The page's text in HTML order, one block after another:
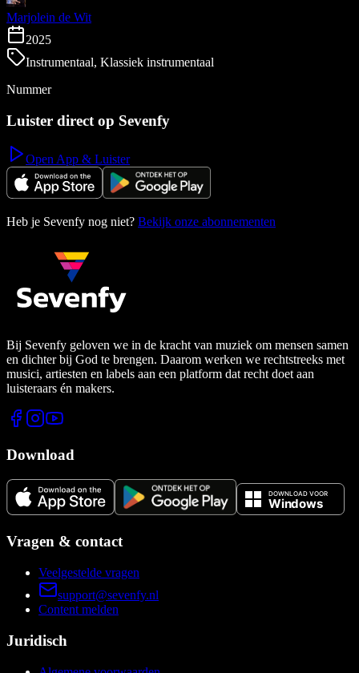
Marjolein de Wit
2025
Instrumentaal, Klassiek instrumentaal
Nummer
Luister direct op Sevenfy
Open App & Luister
Heb je Sevenfy nog niet? Bekijk onze abonnementen
Bij Sevenfy geloven we in de kracht van muziek om mensen samen
en dichter bij God te brengen. Daarom werken we rechtstreeks met
musici, artiesten en labels aan een platform dat recht doet aan
luisteraars én makers.
Download
Vragen & contact
Veelgestelde vragen
support@sevenfy.nl
Content melden
Juridisch